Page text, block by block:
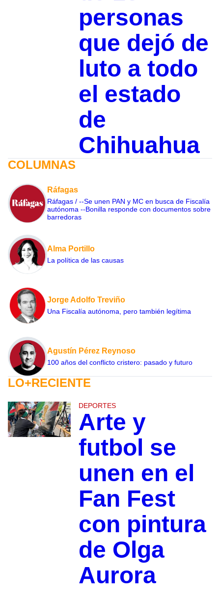
personas
que dejó de
luto a todo
el estado
de
Chihuahua
COLUMNAS
Ráfagas
Ráfagas / --Se unen PAN y MC en busca de Fiscalía
autónoma --Bonilla responde con documentos sobre
barredoras
Alma Portillo
La política de las causas
Jorge Adolfo Treviño
Una Fiscalía autónoma, pero también legítima
Agustín Pérez Reynoso
100 años del conflicto cristero: pasado y futuro
LO+RECIENTE
DEPORTES
Arte y
futbol se
unen en el
Fan Fest
con pintura
de Olga
Aurora